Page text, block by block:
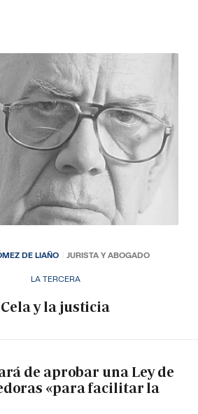
LA TERCERA
Cela y la justicia
DE LIAÑO JURISTA Y ABOGADO
de aprobar una Ley de
«para facilitar la